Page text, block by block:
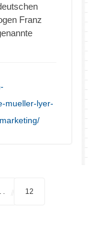
Franz
mueller-lyer-
12